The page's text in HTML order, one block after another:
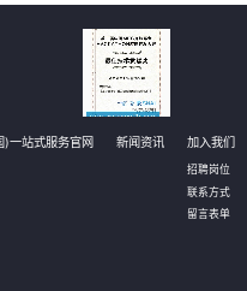
)一站式服务官网 新闻资讯 加入我们
招聘岗位
联系方式
留言表单